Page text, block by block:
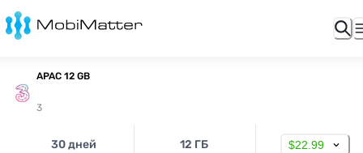
APAC 12 GB
3
30 дней 12 ГБ $22.99